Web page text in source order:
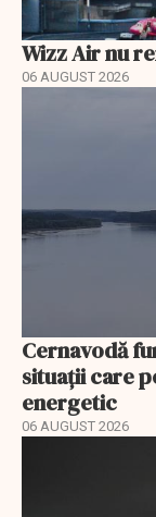
Wizz Air nu
06 AUGUST 2026
Cernavodă
situații care
energetic
06 AUGUST 2026